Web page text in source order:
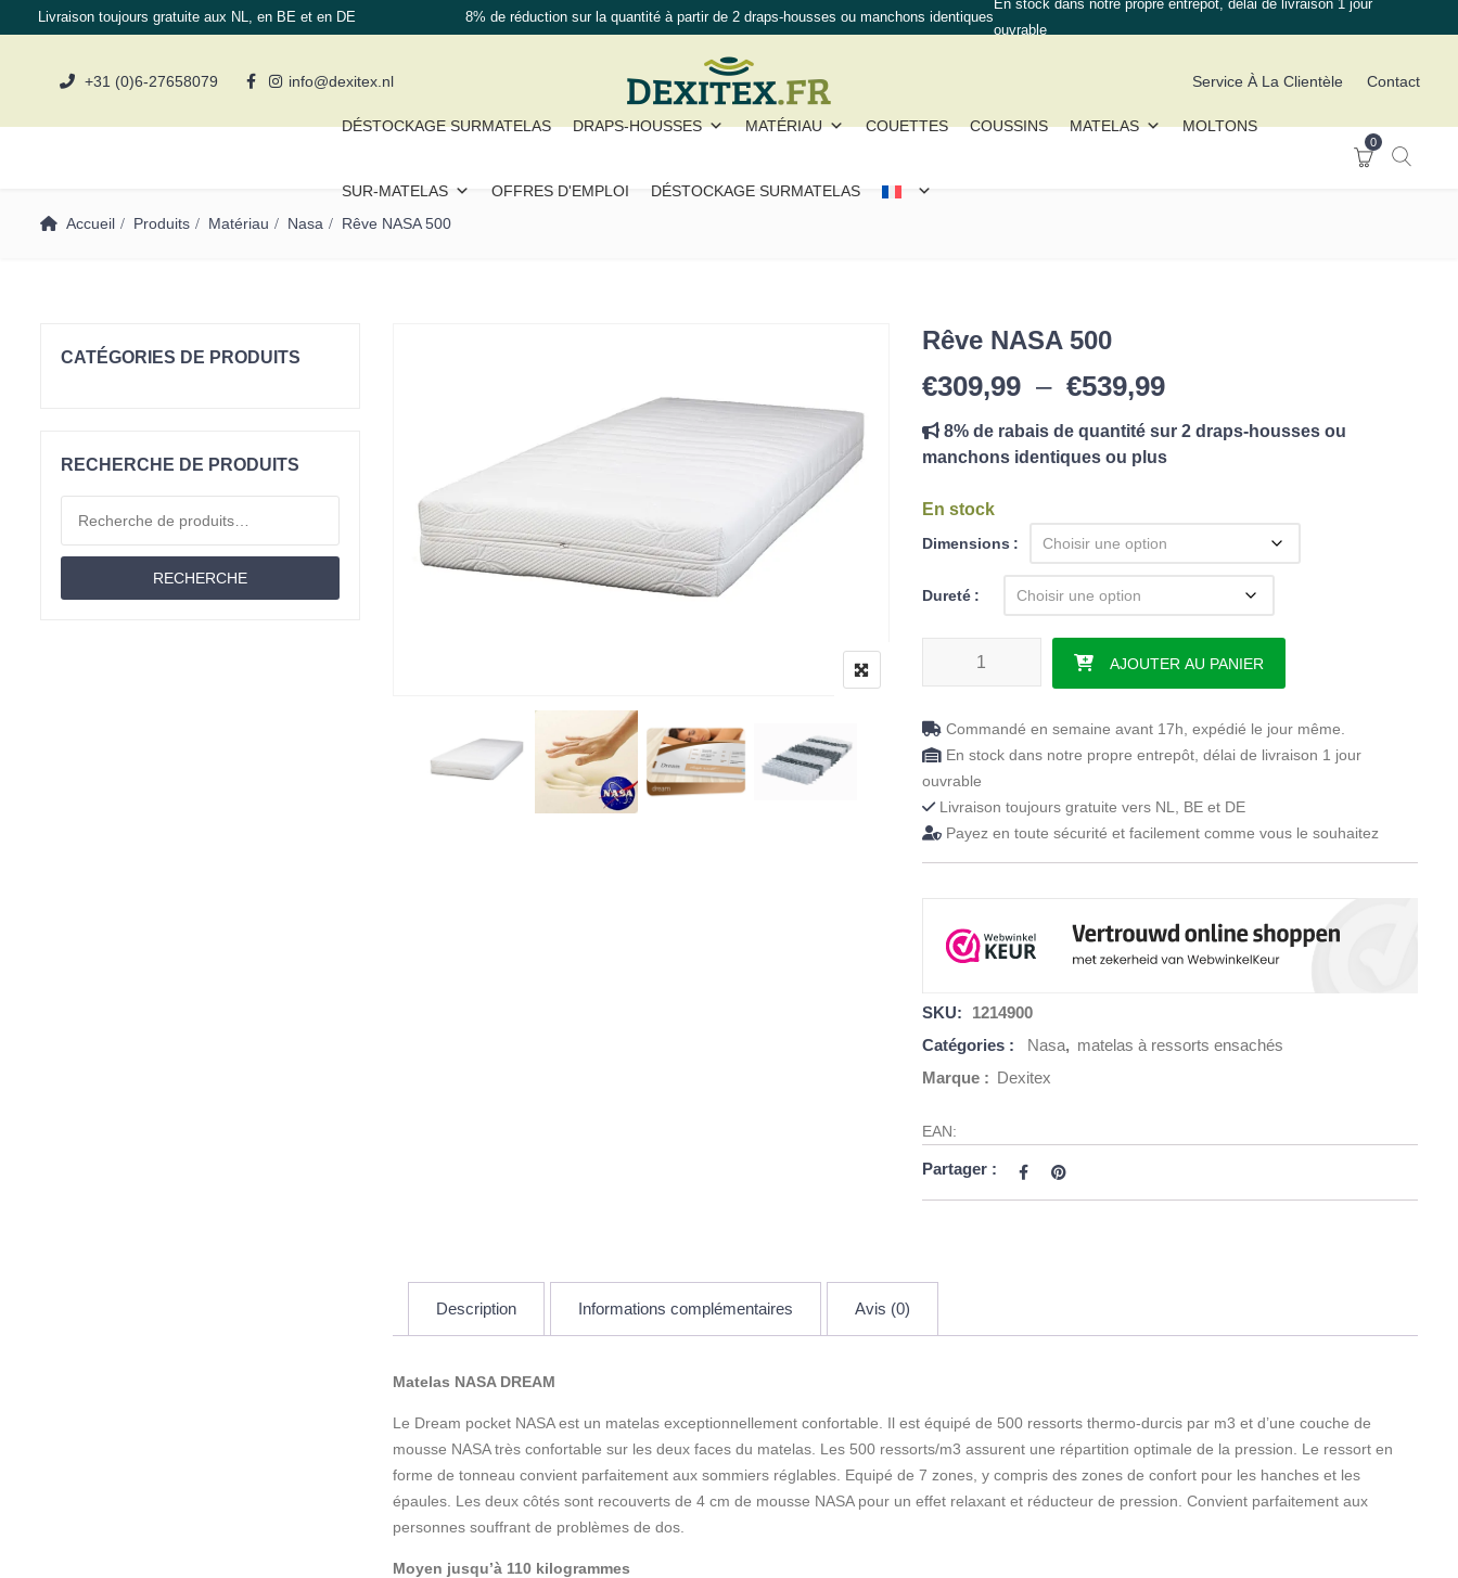
Livraison toujours gratuite aux NL, en BE et en DE 8% de réduction sur la quantité à partir de 2 draps-housses ou manchons identiques
En stock dans notre propre entrepôt, délai de livraison 1 jour
ouvrable
+31 (0)6-27658079 info@dexitex.nl Service À La Clientèle Contact
DÉSTOCKAGE SURMATELAS DRAPS-HOUSSES MATÉRIAU COUETTES COUSSINS MATELAS MOLTONS
SUR-MATELAS OFFRES D'EMPLOI DÉSTOCKAGE SURMATELAS
0
Accueil Produits Matériau Nasa Rêve NASA 500
Rêve NASA 500
€309,99 – €539,99Plage de prix : €309,99
8% de rabais de quantité sur 2 draps-housses ou
manchons identiques ou plus
En stock
Dimensions
Dureté
AJOUTER AU PANIER
Commandé en semaine avant 17h, expédié le jour même.
En stock dans notre propre entrepôt, délai de livraison 1 jour
ouvrable
Livraison toujours gratuite vers NL, BE et DE
Payez en toute sécurité et facilement comme vous le souhaitez
SKU:
1214900
Catégories :
Nasa, matelas à ressorts ensachés
Marque : Dexitex
EAN:
Partager :
Description Informations complémentaires Avis (0)
Matelas NASA DREAM
Le Dream pocket NASA est un matelas exceptionnellement confortable. Il est équipé de 500 ressorts thermo-durcis par m3 et d’une couche de
mousse NASA très confortable sur les deux faces du matelas. Les 500 ressorts/m3 assurent une répartition optimale de la pression. Le ressort en
forme de tonneau convient parfaitement aux sommiers réglables. Equipé de 7 zones, y compris des zones de confort pour les hanches et les
épaules. Les deux côtés sont recouverts de 4 cm de mousse NASA pour un effet relaxant et réducteur de pression. Convient parfaitement aux
personnes souffrant de problèmes de dos.
Moyen jusqu’à 110 kilogrammes
CATÉGORIES DE PRODUITS
Coussins
RECHERCHE DE PRODUITS
RECHERCHE